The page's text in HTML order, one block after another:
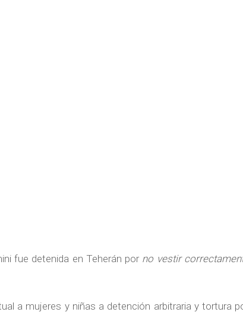
fue detenida en Teherán por no vestir
a mujeres y niñas a detención arbitraria y tortura